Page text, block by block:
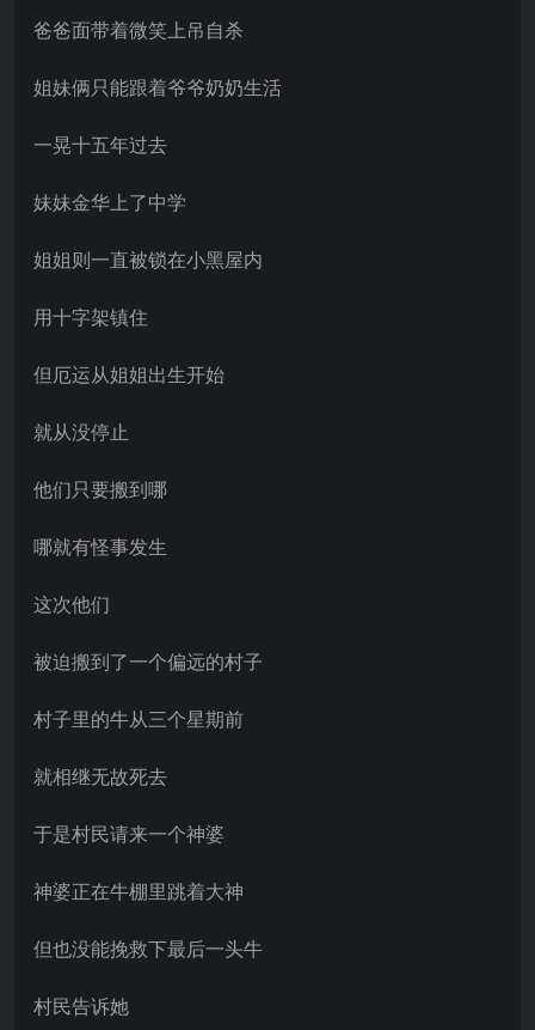
爸爸面带着微笑上吊自杀
姐妹俩只能跟着爷爷奶奶生活
一晃十五年过去
妹妹金华上了中学
姐姐则一直被锁在小黑屋内
用十字架镇住
但厄运从姐姐出生开始
就从没停止
他们只要搬到哪
哪就有怪事发生
这次他们
被迫搬到了一个偏远的村子
村子里的牛从三个星期前
就相继无故死去
于是村民请来一个神婆
神婆正在牛棚里跳着大神
但也没能挽救下最后一头牛
村民告诉她